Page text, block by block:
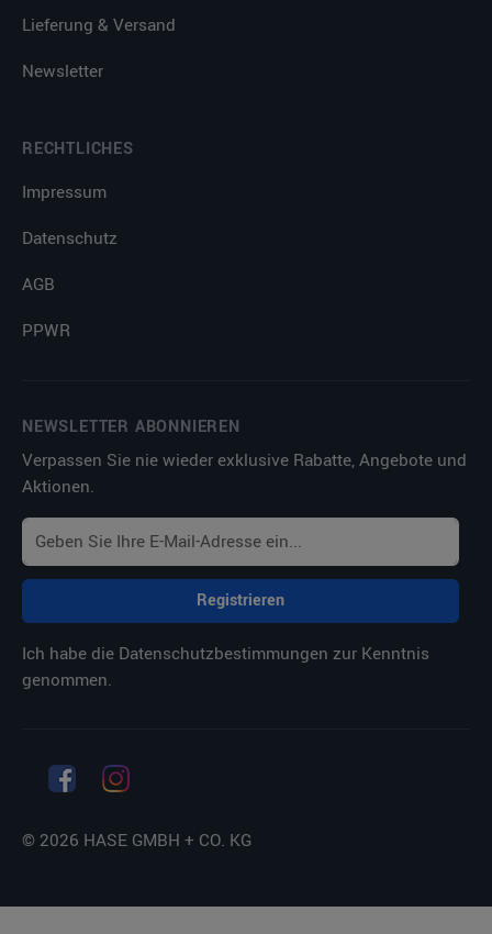
Lieferung & Versand
Newsletter
RECHTLICHES
Impressum
Datenschutz
AGB
PPWR
NEWSLETTER ABONNIEREN
Verpassen Sie nie wieder exklusive Rabatte, Angebote und
Aktionen.
Registrieren
Ich habe die Datenschutzbestimmungen zur Kenntnis
genommen.
© 2026 HASE GMBH + CO. KG